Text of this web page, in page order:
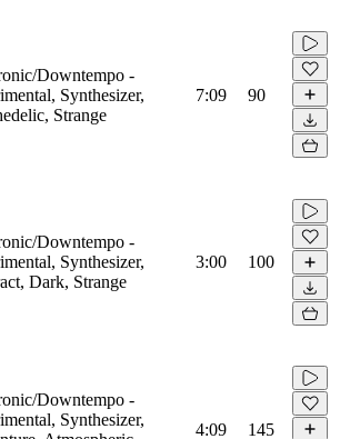
Downtempo -
Synthesizer,
Strange
7:09 90
Downtempo -
Synthesizer,
Dark, Strange
3:00 100
Downtempo -
Synthesizer,
4:09 145